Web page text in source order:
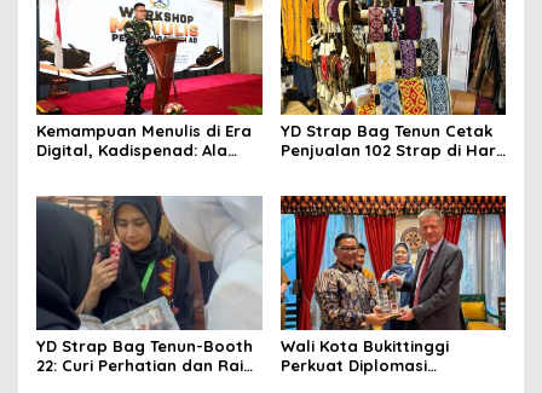
Kemampuan Menulis di Era
Digital, Kadispenad: Ala
YD Strap Bag Tenun Cetak
Penjualan 102 Strap di Hari
Nusantara Kian Digemari
YD Strap Bag Tenun-Booth
22: Curi Perhatian dan Raih
Wali Kota Bukittinggi
Perkuat Diplomasi